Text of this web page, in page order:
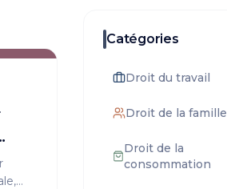
Catégories
Droit du travail
Droit de la famille
Droit de la
consommation